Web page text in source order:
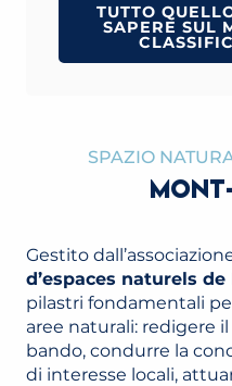
TUTTO
SAPERE SUL
SPAZIO
Gestito
d’espaces naturels
pilastri fondamentali
aree naturali: redigere
bando, condurre la
di interesse locali,